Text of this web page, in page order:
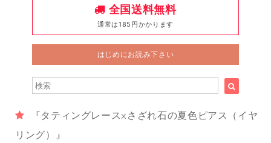
全国送料無料
通常は185円かかります
はじめにお読み下さい
『タティングレース×さざれ石の夏色ピアス（イヤ
リング）』